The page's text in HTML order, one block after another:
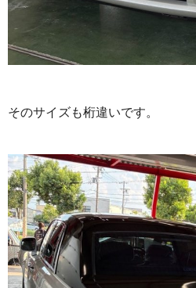
そのサイズも桁違いです。